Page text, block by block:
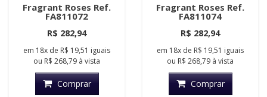
Fragrant Roses Ref.
FA811072
R$ 282,94
em 18x de R$ 19,51 iguais
ou R$ 268,79 à vista
Comprar
Fragrant Roses Ref.
FA811074
R$ 282,94
em 18x de R$ 19,51 iguais
ou R$ 268,79 à vista
Comprar